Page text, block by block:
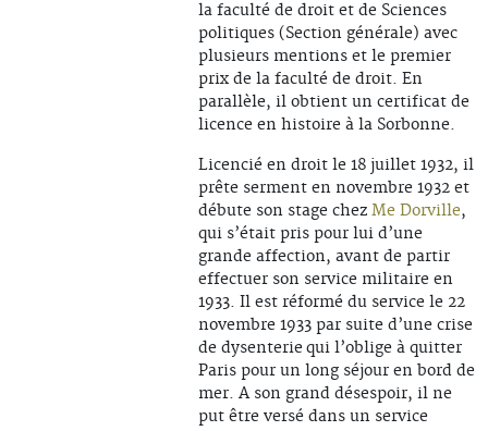
la faculté de droit et de Sciences
politiques (Section générale) avec
plusieurs mentions et le premier
prix de la faculté de droit. En
parallèle, il obtient un certificat de
licence en histoire à la Sorbonne.
Licencié en droit le 18 juillet 1932, il
prête serment en novembre 1932 et
débute son stage chez Me Dorville,
qui s’était pris pour lui d’une
grande affection, avant de partir
effectuer son service militaire en
1933. Il est réformé du service le 22
novembre 1933 par suite d’une crise
de dysenterie qui l’oblige à quitter
Paris pour un long séjour en bord de
mer. A son grand désespoir, il ne
put être versé dans un service